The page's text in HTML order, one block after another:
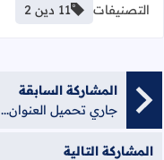
التصنيفات 11 دين 2
المشاركة السابقة
جاري تحميل العنوان...
المشاركة التالية